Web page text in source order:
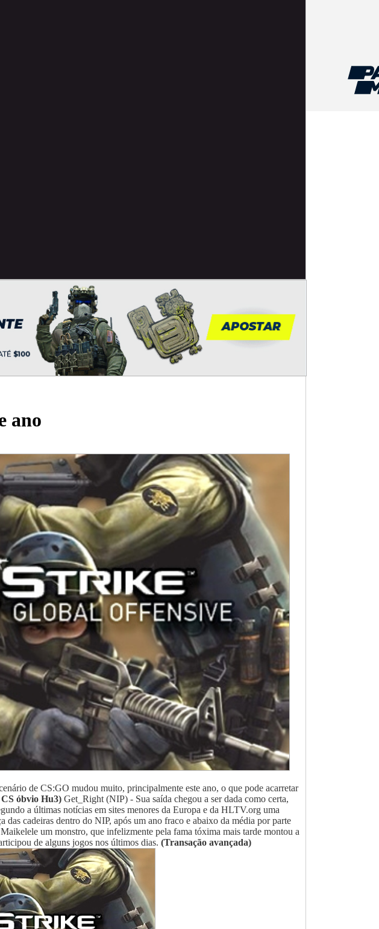
ano
de CS:GO mudou muito, principalmente este ano, o que pode acarretar
CS óbvio Hu3) Get_Right (NIP) - Sua saída chegou a ser dada como certa,
a últimas notícias em sites menores da Europa e da HLTV.org uma
cadeiras dentro do NIP, após um ano fraco e abaixo da média por parte
um monstro, que infelizmente pela fama tóxima mais tarde montou a
de alguns jogos nos últimos dias. (Transação avançada)